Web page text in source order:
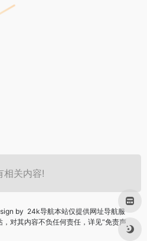
相关内容!
by 24k导航本站仅提供网址导航服
对其内容不负任何责任，详见“免责声